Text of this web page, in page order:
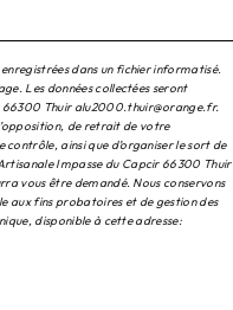
dans un fichier informatisé.
Les données collectées seront
66300 Thuir alu2000.thuir@orange.fr.
de retrait de votre
ainsi que d’organiser le sort de
Impasse du Capcir 66300 Thuir
vous être demandé. Nous conservons
aux fins probatoires et de gestion des
disponible à cette adresse: